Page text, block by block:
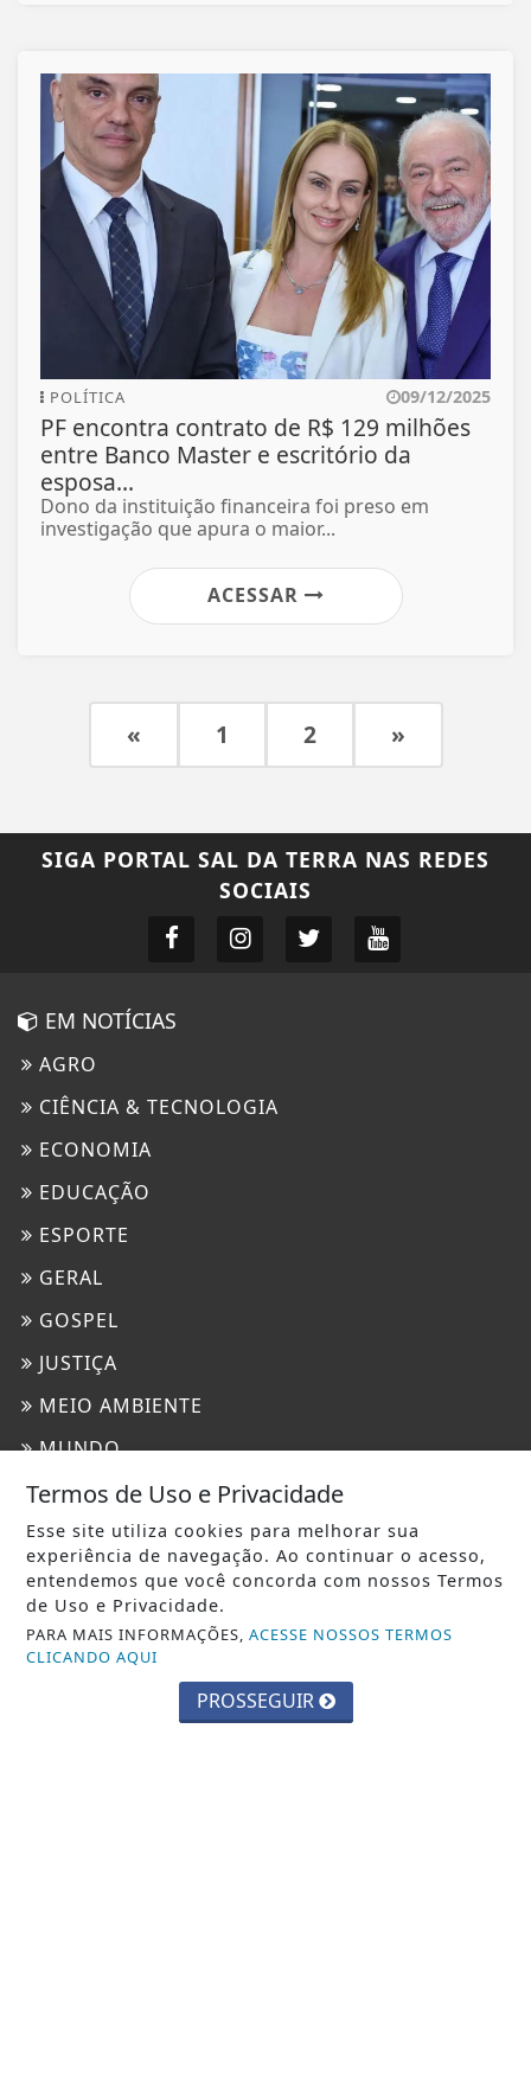
POLÍTICA 09/12/2025
PF encontra contrato de R$ 129 milhões
entre Banco Master e escritório da
esposa...
Dono da instituição financeira foi preso em
investigação que apura o maior...
ACESSAR
« 1 2 »
SIGA PORTAL SAL DA TERRA NAS REDES
SOCIAIS
EM NOTÍCIAS
AGRO
CIÊNCIA & TECNOLOGIA
ECONOMIA
EDUCAÇÃO
ESPORTE
GERAL
GOSPEL
JUSTIÇA
MEIO AMBIENTE
MUNDO
MUNDO CRISTÃO
POLICIAL
POLÍTICA
SAÚDE
INFORMAÇÕES
Termos de Uso e Privacidade
Esse site utiliza cookies para melhorar sua
experiência de navegação. Ao continuar o acesso,
entendemos que você concorda com nossos Termos
de Uso e Privacidade.
PARA MAIS INFORMAÇÕES,ACESSE NOSSOS TERMOS
CLICANDO AQUI
PROSSEGUIR